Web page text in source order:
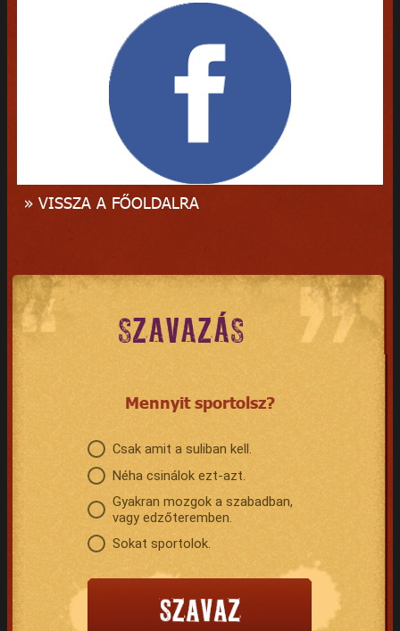
» VISSZA A FŐOLDALRA
SZAVAZÁS
Mennyit sportolsz?
Csak amit a suliban kell.
Néha csinálok ezt-azt.
Gyakran mozgok a szabadban,
vagy edzőteremben.
Sokat sportolok.